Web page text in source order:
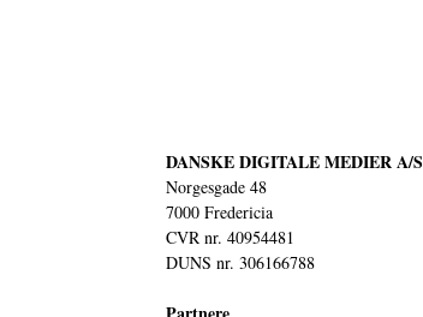
DANSKE DIGITALE MEDIER A/S
Norgesgade 48
7000 Fredericia
CVR nr. 40954481
DUNS nr. 306166788